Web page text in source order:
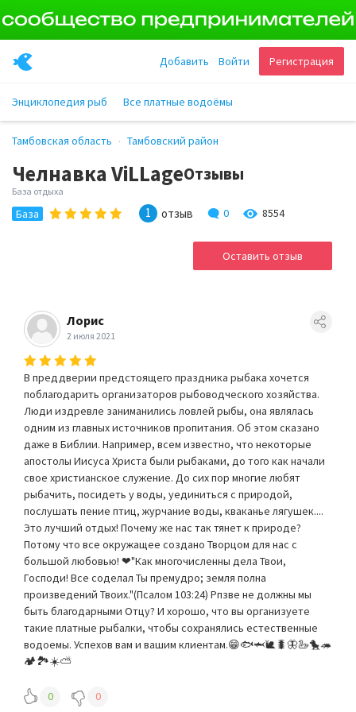
Регистрация
Войти
Добавить
Энциклопедия рыб Все платные водоёмы
Тамбовская область Тамбовский район
Челнавка ViLLageОтзывы
База отдыха
База 1 отзыв 0 8554
Оставить отзыв
Лорис
2 июля 2021
В преддверии предстоящего праздника рыбака хочется
поблагодарить организаторов рыбоводческого хозяйства.
Люди издревле заниманились ловлей рыбы, она являлась
одним из главных источников пропитания. Об этом сказано
даже в Библии. Например, всем известно, что некоторые
апостолы Иисуса Христа были рыбаками, до того как начали
свое христианское служение. До сих пор многие любят
рыбачить, посидеть у воды, уединиться с природой,
послушать пение птиц, журчание воды, кваканье лягушек....
Это лучший отдых! Почему же нас так тянет к природе?
Потому что все окружащее создано Творцом для нас с
большой любовью! ❤"Как многочисленны дела Твои,
Господи! Все соделал Ты премудро; земля полна
произведений Твоих."(Псалом 103:24) Рпзве не должны мы
быть благодарными Отцу? И хорошо, что вы организуете
такие платные рыбалки, чтобы сохранялись естественные
водоемы. Успехов вам и вашим клиентам.😁🐟🦈🐌🐛🦋🦢🐤🦔
🏕🏞☀️⛅
0 0